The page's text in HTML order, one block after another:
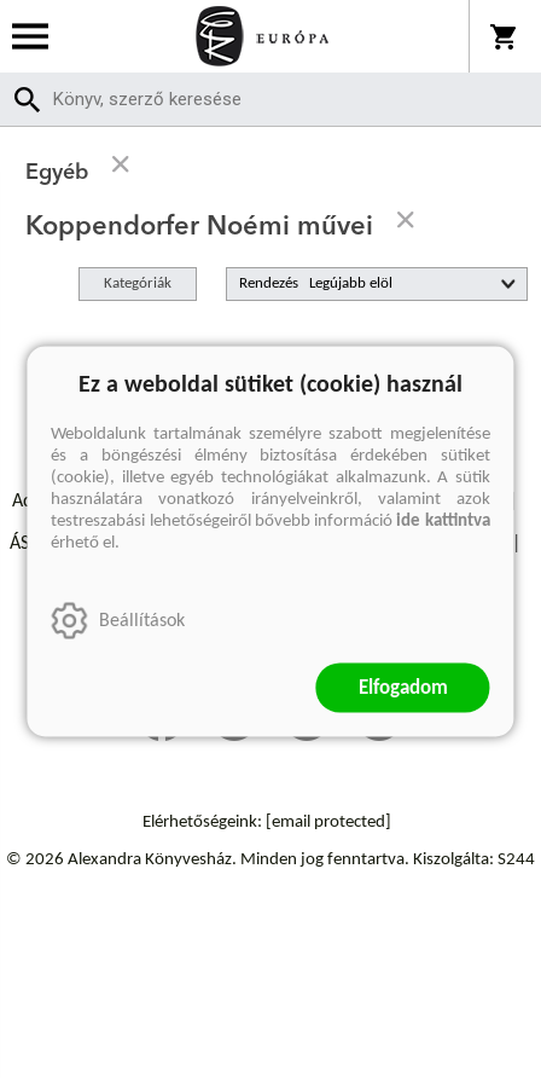
Egyéb
Koppendorfer Noémi művei
Kategóriák Rendezés
A keresett kifejezésre nincs találat
Adatvédelmi szabályzatok Elállási felmondási nyilatkozat
ÁSZF - Vásárlási feltételek
Szállítási információk
Elérhetőségeink: [email protected]
© 2026 Alexandra Könyvesház. Minden jog fenntartva. Kiszolgálta: S244
Ez a weboldal sütiket (cookie) használ
Weboldalunk tartalmának személyre szabott megjelenítése
és a böngészési élmény biztosítása érdekében sütiket
(cookie), illetve egyéb technológiákat alkalmazunk. A sütik
használatára vonatkozó irányelveinkről, valamint azok
testreszabási lehetőségeiről bővebb információide kattintva
érhető el.
Beállítások
Elfogadom